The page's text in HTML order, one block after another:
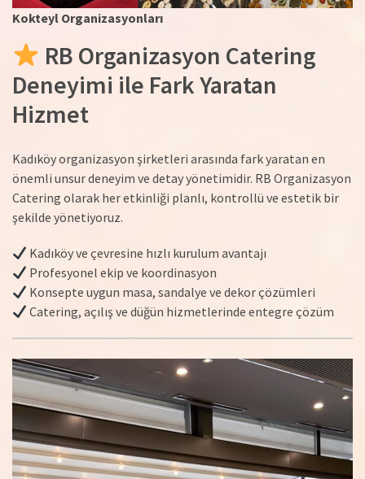
Kokteyl Organizasyonları
RB Organizasyon Catering
Deneyimi ile Fark Yaratan
Hizmet
Kadıköy organizasyon şirketleri arasında fark yaratan en
önemli unsur deneyim ve detay yönetimidir. RB Organizasyon
Catering olarak her etkinliği planlı, kontrollü ve estetik bir
şekilde yönetiyoruz.
Kadıköy ve çevresine hızlı kurulum avantajı
Profesyonel ekip ve koordinasyon
Konsepte uygun masa, sandalye ve dekor çözümleri
Catering, açılış ve düğün hizmetlerinde entegre çözüm